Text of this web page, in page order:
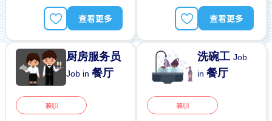
查看更多 查看更多
厨房服务员
Job in餐厅
兼职
洗碗工Job
in餐厅
兼职